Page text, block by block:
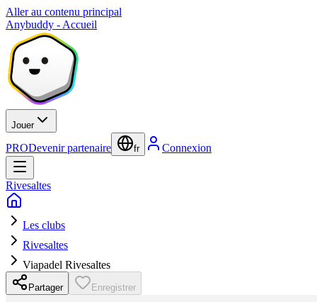
Aller au contenu principal
Anybuddy - Accueil
Jouer
PRODevenir partenaire fr Connexion
Rivesaltes
Les clubs
Rivesaltes
Viapadel Rivesaltes
Partager Enregistrer